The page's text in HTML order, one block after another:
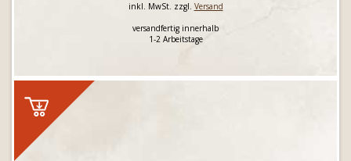
inkl. MwSt. zzgl. Versand
versandfertig innerhalb
1-2 Arbeitstage